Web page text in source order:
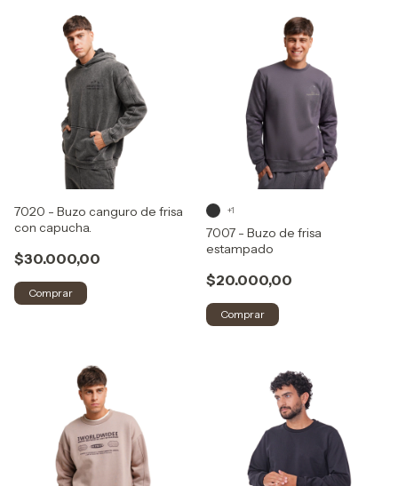
7020 - Buzo canguro de frisa
con capucha.
$30.000,00
Comprar
7007 - Buzo de frisa
estampado
$20.000,00
+1
Comprar